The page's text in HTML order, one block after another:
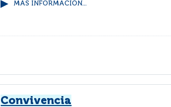
MÁS INFORMACIÓN...
Convivencia